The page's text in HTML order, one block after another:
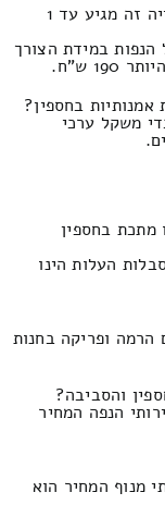
מה המחיר של הובלת כספת ביתית או לתעשייה זה מגיע עד 1
במידת הצורך
בחספין?
משקל ערכי
מתכת בחספין
העלות הינו
הרמה ופריקה בחנות
והסביבה?
הנפה המחיר
מנוף המחיר הוא